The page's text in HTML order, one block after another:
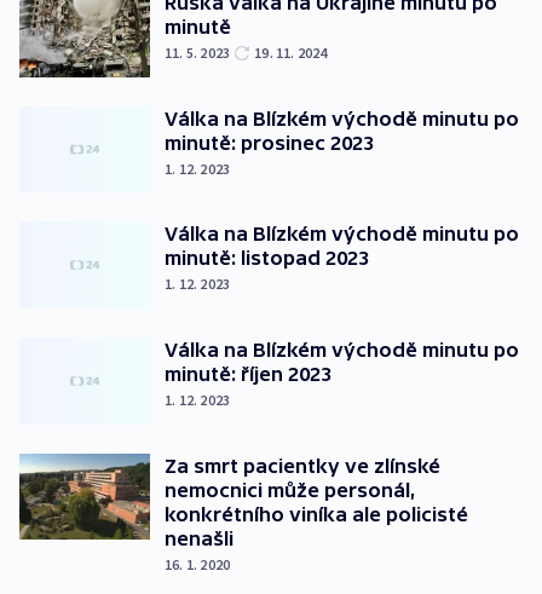
minutě
11. 5. 2023 19. 11. 2024
Válka na Blízkém východě minutu po
minutě: prosinec 2023
1. 12. 2023
Válka na Blízkém východě minutu po
minutě: listopad 2023
1. 12. 2023
Válka na Blízkém východě minutu po
minutě: říjen 2023
1. 12. 2023
Za smrt pacientky ve zlínské
nemocnici může personál,
konkrétního viníka ale policisté
nenašli
16. 1. 2020